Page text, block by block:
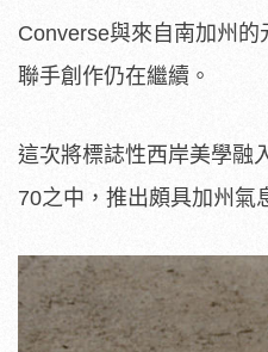
Converse與來自南加州
聯手創作仍在繼續。
這次將標誌性西岸美學融
70之中，推出頗具加州氣